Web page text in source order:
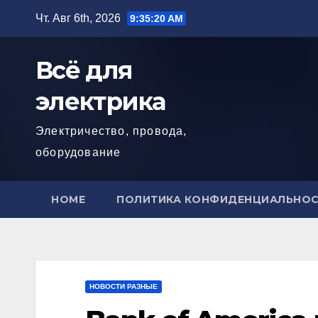
Чт. Авг 6th, 2026 9:35:21 AM
Всё для
электрика
Электричество, провода,
оборудование
HOME ПОЛИТИКА
НОВОСТИ РАЗНЫЕ